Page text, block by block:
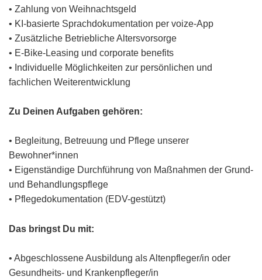
• Zahlung von Weihnachtsgeld
• KI-basierte Sprachdokumentation per voize-App
• Zusätzliche Betriebliche Altersvorsorge
• E-Bike-Leasing und corporate benefits
• Individuelle Möglichkeiten zur persönlichen und
fachlichen Weiterentwicklung
Zu Deinen Aufgaben gehören:
• Begleitung, Betreuung und Pflege unserer
Bewohner*innen
• Eigenständige Durchführung von Maßnahmen der Grund-
und Behandlungspflege
• Pflegedokumentation (EDV-gestützt)
Das bringst Du mit:
• Abgeschlossene Ausbildung als Altenpfleger/in oder
Gesundheits- und Krankenpfleger/in